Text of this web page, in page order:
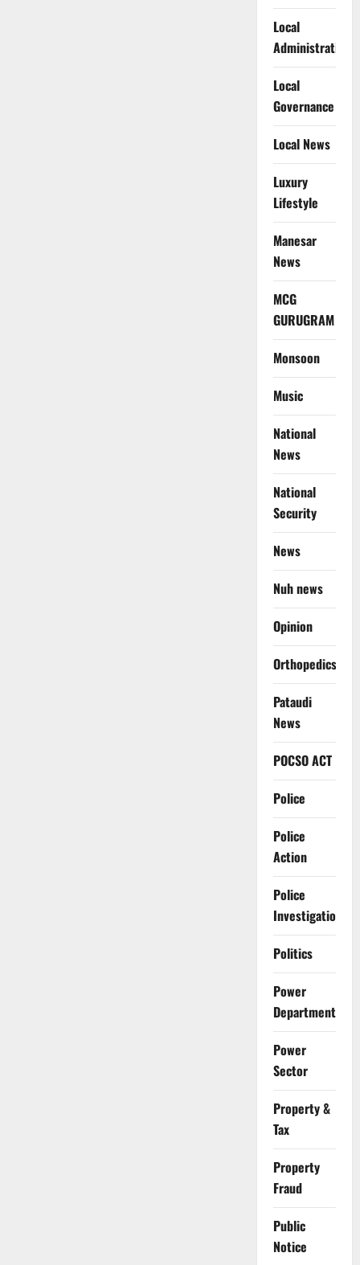
Local
Administration
Local
Governance
Local News
Luxury
Lifestyle
Manesar
News
MCG
GURUGRAM
Monsoon
Music
National
News
National
Security
News
Nuh news
Opinion
Orthopedics
Pataudi
News
POCSO ACT
Police
Police
Action
Police
Investigation
Politics
Power
Department
Power
Sector
Property &
Tax
Property
Fraud
Public
Notice